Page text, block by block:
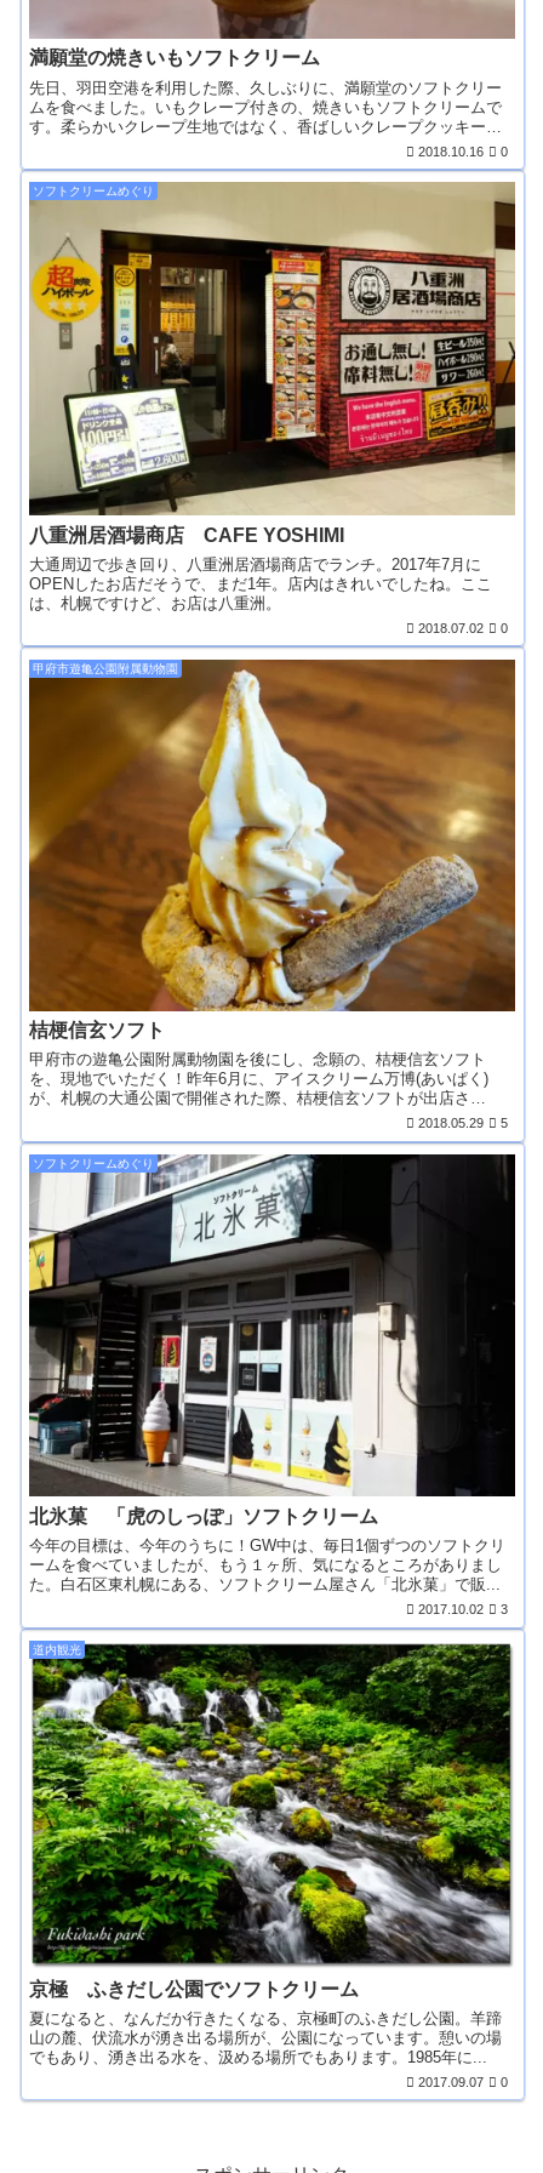
満願堂の焼きいもソフトクリーム
先日、羽田空港を利用した際、久しぶりに、満願堂のソフトクリー
ムを食べました。いもクレープ付きの、焼きいもソフトクリームで
す。柔らかいクレープ生地ではなく、香ばしいクレープクッキー
2018.10.16 0
ソフトクリームめぐり
八重洲居酒場商店 CAFE YOSHIMI
大通周辺で歩き回り、八重洲居酒場商店でランチ。2017年7月に
OPENしたお店だそうで、まだ1年。店内はきれいでしたね。ここ
は、札幌ですけど、お店は八重洲。
2018.07.02 0
甲府市遊亀公園附属動物園
桔梗信玄ソフト
甲府市の遊亀公園附属動物園を後にし、念願の、桔梗信玄ソフト
を、現地でいただく！昨年6月に、アイスクリーム万博(あいぱく)
が、札幌の大通公園で開催された際、桔梗信玄ソフトが出店さ
2018.05.29 5
ソフトクリームめぐり
北氷菓 「虎のしっぽ」ソフトクリーム
今年の目標は、今年のうちに！GW中は、毎日1個ずつのソフトクリ
ームを食べていましたが、もう１ヶ所、気になるところがありまし
た。白石区東札幌にある、ソフトクリーム屋さん「北氷菓」で販...
2017.10.02 3
道内観光
京極 ふきだし公園でソフトクリーム
夏になると、なんだか行きたくなる、京極町のふきだし公園。羊蹄
山の麓、伏流水が湧き出る場所が、公園になっています。憩いの場
でもあり、湧き出る水を、汲める場所でもあります。1985年に...
2017.09.07 0